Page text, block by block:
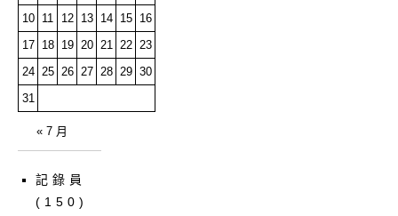
10
11 12 13 14 15
16
17
18 19 20 21 22 23
24 25 26 27 28 29 30
31
« 7 月
記錄員
(150)